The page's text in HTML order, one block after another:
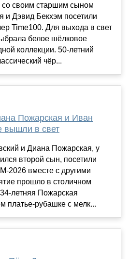
своим старшим сыном
и Дэвид Бекхэм посетили
Time100. Для выхода в свет
белое шёлковое
коллекции. 50-летний
чёр...
Пожарская и Иван
вышли в свет
и Диана Пожарская, у
второй сын, посетили
2026 вместе с другими
прошло в столичном
летняя Пожарская
платье-рубашке с мелк...